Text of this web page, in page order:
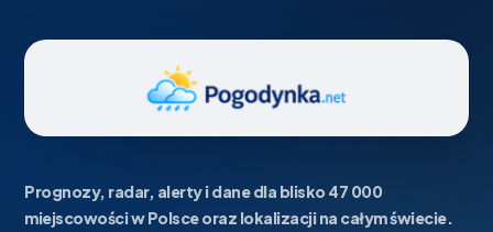
Prognozy, radar, alerty i dane dla blisko 47 000
miejscowości w Polsce oraz lokalizacji na całym świecie.